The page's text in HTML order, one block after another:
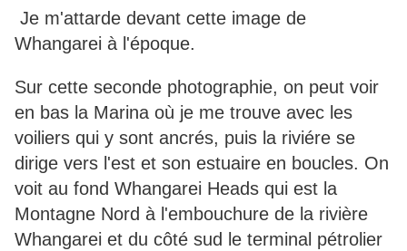
Je m'attarde devant cette image de
Whangarei à l'époque.
Sur cette seconde photographie, on peut voir
en bas la Marina où je me trouve avec les
voiliers qui y sont ancrés, puis la riviére se
dirige vers l'est et son estuaire en boucles. On
voit au fond Whangarei Heads qui est la
Montagne Nord à l'embouchure de la rivière
Whangarei et du côté sud le terminal pétrolier